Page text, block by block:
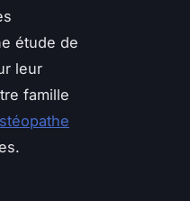
étude de
leur
famille